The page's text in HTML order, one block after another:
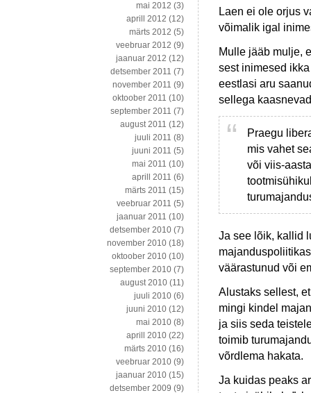
Laen ei ole orjus
võimalik igal
Mulle jääb mulje,
sest inimesed
eestlasi aru
sellega
Praegu
mis vahet
või viis-
Ja see lõik, kallid
väärastunud või
Alustaks sellest,
mingi kindel
ja siis seda
toimib
võrdlema hakata.
Ja kuidas peaks
mai 2012 (3)
aprill 2012 (12)
märts 2012 (5)
veebruar 2012 (9)
jaanuar 2012 (12)
detsember 2011 (7)
november 2011 (9)
oktoober 2011 (10)
september 2011 (7)
august 2011 (12)
juuli 2011 (8)
juuni 2011 (5)
mai 2011 (10)
aprill 2011 (6)
märts 2011 (15)
veebruar 2011 (5)
jaanuar 2011 (10)
detsember 2010 (7)
november 2010 (18)
oktoober 2010 (10)
september 2010 (7)
august 2010 (11)
juuli 2010 (6)
juuni 2010 (12)
mai 2010 (8)
aprill 2010 (22)
märts 2010 (16)
veebruar 2010 (9)
jaanuar 2010 (15)
detsember 2009 (9)